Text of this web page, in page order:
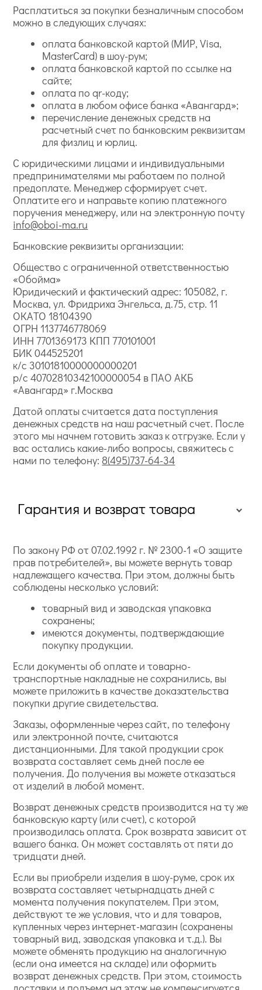
Расплатиться за покупки безналичным способом
можно в следующих случаях:
оплата банковской картой (МИР, Visa,
MasterCard) в шоу-рум;
оплата банковской картой по ссылке на
сайте;
оплата по qr-коду;
оплата в любом офисе банка «Авангард»;
перечисление денежных средств на
расчетный счет по банковским реквизитам
для физлиц и юрлиц.
С юридическими лицами и индивидуальными
предпринимателями мы работаем по полной
предоплате. Менеджер сформирует счет.
Оплатите его и направьте копию платежного
поручения менеджеру, или на электронную почту
info@oboi-ma.ru
Банковские реквизиты организации:
Общество с ограниченной ответственностью
«Обойма»
Юридический и фактический адрес: 105082, г.
Москва, ул. Фридриха Энгельса, д.75, стр. 11
ОКАТО 18104390
ОГРН 1137746778069
ИНН 7701369173 КПП 770101001
БИК 044525201
к/с 30101810000000000201
р/с 40702810342100000054 в ПАО АКБ
«Авангард» г.Москва
Датой оплаты считается дата поступления
денежных средств на наш расчетный счет. После
этого мы начнем готовить заказ к отгрузке. Если у
вас остались какие-либо вопросы, свяжитесь с
нами по телефону: 8(495)737-64-34
Гарантия и возврат товара
По закону РФ от 07.02.1992 г. № 2300-1 «О защите
прав потребителей», вы можете вернуть товар
надлежащего качества. При этом, должны быть
соблюдены несколько условий:
товарный вид и заводская упаковка
сохранены;
имеются документы, подтверждающие
покупку продукции.
Если документы об оплате и товарно-
транспортные накладные не сохранились, вы
можете приложить в качестве доказательства
покупки другие свидетельства.
Заказы, оформленные через сайт, по телефону
или электронной почте, считаются
дистанционными. Для такой продукции срок
возврата составляет семь дней после ее
получения. До получения вы можете отказаться
от изделий в любой момент.
Возврат денежных средств производится на ту же
банковскую карту (или счет), с которой
производилась оплата. Срок возврата зависит от
вашего банка. Он может составлять от пяти до
тридцати дней.
Если вы приобрели изделия в шоу-руме, срок их
возврата составляет четырнадцать дней с
момента получения покупателем. При этом,
действуют те же условия, что и для товаров,
купленных через интернет-магазин (сохранены
товарный вид, заводская упаковка и т.д.). Вы
можете обменять продукцию на аналогичную
(если она имеется на складе) или оформить
возврат денежных средств. При этом, стоимость